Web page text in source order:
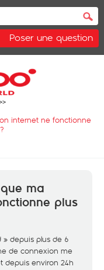
Poser une question
internet ne fonctionne
ma
plus
» depuis plus de 6
de connexion me
depuis environ 24h